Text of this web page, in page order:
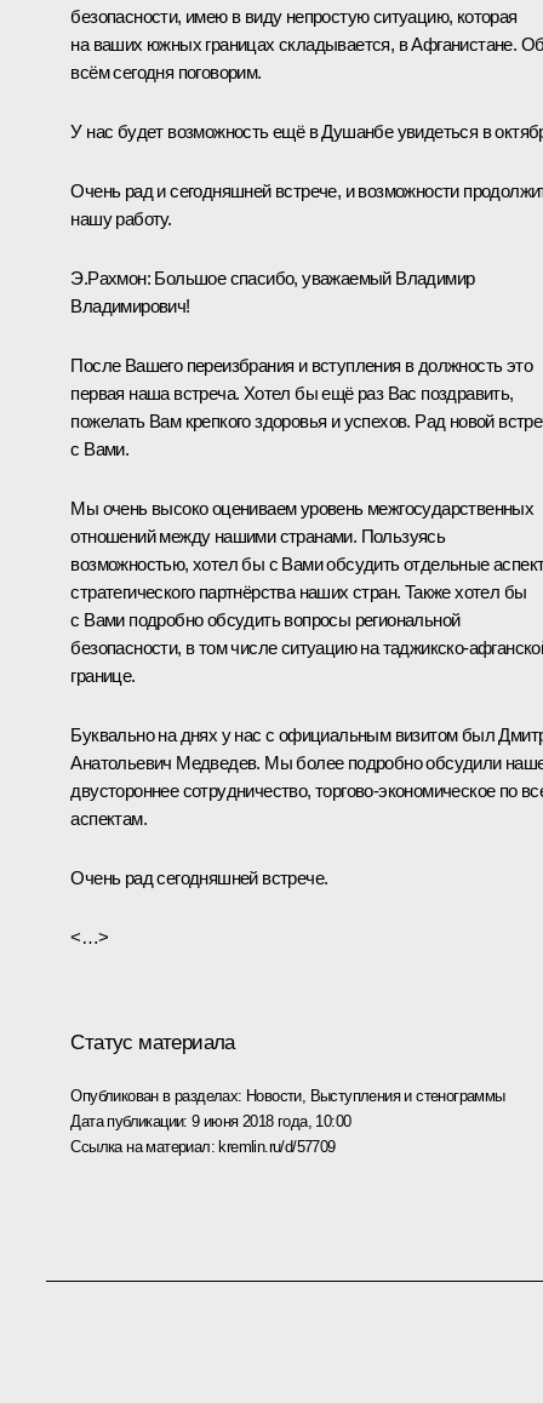
безопасности, имею в виду непростую ситуацию, которая
на ваших южных границах складывается, в Афганистане.
всём сегодня поговорим.
У нас будет возможность ещё в Душанбе увидеться в
Очень рад и сегодняшней встрече, и возможности
нашу работу.
Э.Рахмон: Большое спасибо, уважаемый Владимир
Владимирович!
После Вашего переизбрания и вступления в должность это
первая наша встреча. Хотел бы ещё раз Вас поздравить,
пожелать Вам крепкого здоровья и успехов. Рад новой
с Вами.
Мы очень высоко оцениваем уровень межгосударственных
отношений между нашими странами. Пользуясь
возможностью, хотел бы с Вами обсудить отдельные
стратегического партнёрства наших стран. Также хотел бы
с Вами подробно обсудить вопросы региональной
безопасности, в том числе ситуацию на таджикско-
границе.
Буквально на днях у нас с официальным визитом был
Анатольевич Медведев. Мы более подробно обсудили
двустороннее сотрудничество, торгово-экономическое по
аспектам.
Очень рад сегодняшней встрече.
<…>
Статус материала
Опубликован в разделах: Новости, Выступления и стенограммы
Дата публикации:9 июня 2018 года, 10:00
Ссылка на материал: kremlin.ru/d/57709